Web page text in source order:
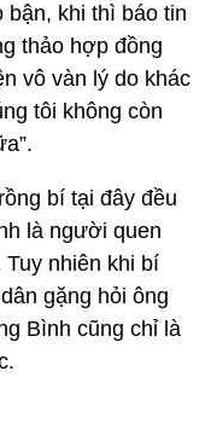
bận, khi thì báo tin
thảo hợp đồng
vô vàn lý do khác
tôi không còn
bí tại đây đều
là người quen
nhiên khi bí
gặng hỏi ông
Bình cũng chỉ là